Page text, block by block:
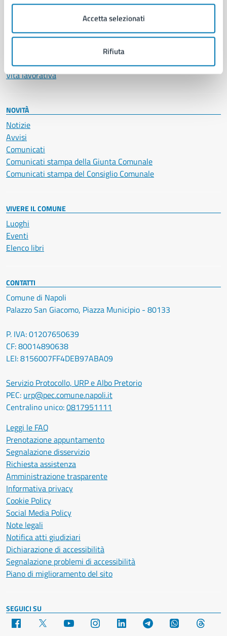
Accetta selezionati
Rifiuta
Educazione e formazione
Imprese e commercio
Salute, benessere e assistenza
Servizi Cimiteriali
Vita lavorativa
NOVITÀ
Notizie
Avvisi
Comunicati
Comunicati stampa della Giunta Comunale
Comunicati stampa del Consiglio Comunale
VIVERE IL COMUNE
Luoghi
Eventi
Elenco libri
CONTATTI
Comune di Napoli
Palazzo San Giacomo, Piazza Municipio - 80133
P. IVA: 01207650639
CF: 80014890638
LEI: 8156007FF4DEB97ABA09
Servizio Protocollo, URP e Albo Pretorio
PEC: urp@pec.comune.napoli.it
Centralino unico:0817951111
Leggi le FAQ
Prenotazione appuntamento
Segnalazione disservizio
Richiesta assistenza
Amministrazione trasparente
Informativa privacy
Cookie Policy
Social Media Policy
Note legali
Notifica atti giudiziari
Dichiarazione di accessibilità
Segnalazione problemi di accessibilità
Piano di miglioramento del sito
SEGUICI SU
Facebook YouTube Instagram LinkedIn Telegram WhatsApp